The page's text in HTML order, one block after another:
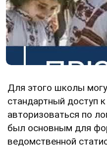
Для этого школы
стандартный доступ
авторизоваться по
был основным для
ведомственной